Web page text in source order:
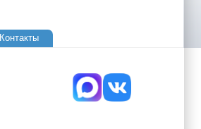
Контакты